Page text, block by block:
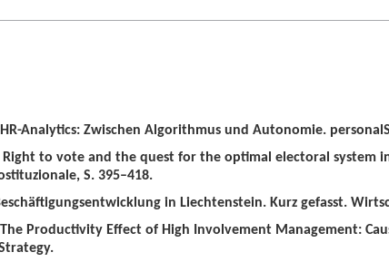
Analytics: Zwischen Algorithmus und Autonomie.
Right to vote and the quest for the optimal electoral system
S. 395–418.
in Liechtenstein. Kurz gefasst.
Productivity Effect of High Involvement Management: